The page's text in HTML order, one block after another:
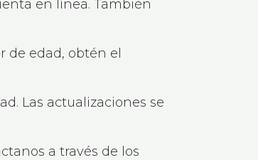
en línea. También
de edad, obtén el
Las actualizaciones se
a través de los